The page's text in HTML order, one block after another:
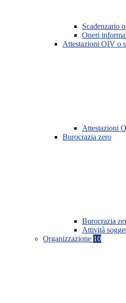
Scadenzario
Oneri
Attestazioni OIV o
Attestazioni
Burocrazia zero
Burocrazia
Attività
Organizzazione 10